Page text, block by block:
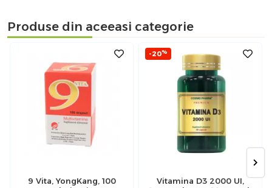
Produse din aceeasi categorie
9 Vita, YongKang, 100
-20%
Vitamina D3 2000 UI,